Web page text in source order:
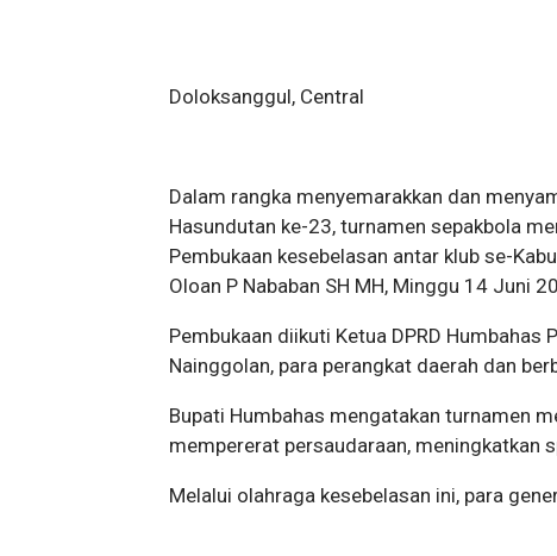
Doloksanggul, Central
Dalam rangka menyemarakkan dan
Hasundutan ke-23, turnamen sepakbola
Pembukaan kesebelasan antar klub se-
Oloan P Nababan SH MH, Minggu 14 Juni
Pembukaan diikuti Ketua DPRD
Nainggolan, para perangkat daerah dan
Bupati Humbahas mengatakan turnamen
mempererat persaudaraan, meningkatkan
Melalui olahraga kesebelasan ini, para